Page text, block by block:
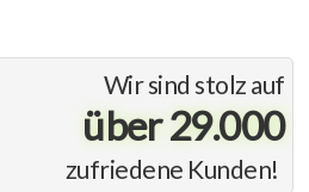
Wir sind stolz auf
über 29.000
zufriedene Kunden!